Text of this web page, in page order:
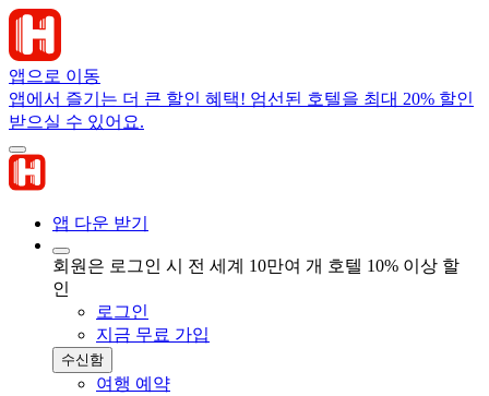
앱으로 이동
앱에서 즐기는 더 큰 할인 혜택! 엄선된 호텔을 최대 20% 할인
받으실 수 있어요.
앱 다운 받기
회원은 로그인 시 전 세계 10만여 개 호텔 10% 이상 할
인
로그인
지금 무료 가입
수신함
여행 예약